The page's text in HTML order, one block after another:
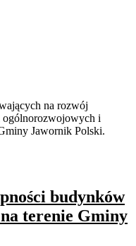
na rozwój
ogólnorozwojowych i
Jawornik Polski.
budynków
terenie Gminy